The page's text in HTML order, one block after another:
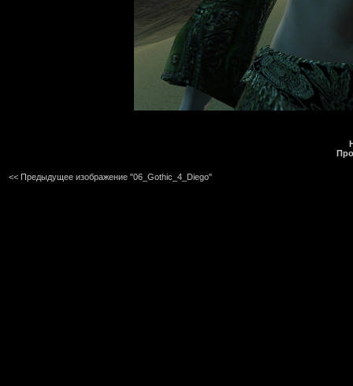
<< Предыдущее изображение "06_Gothic_4_Diego"